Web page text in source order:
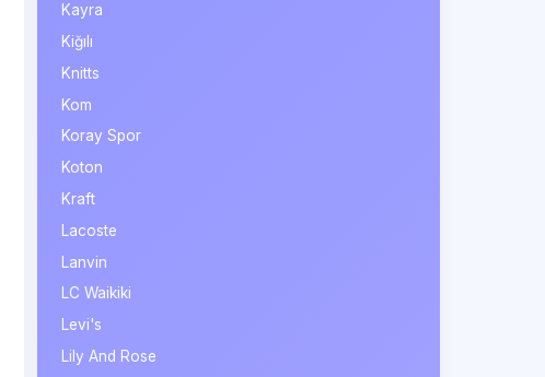
Kayra
Kiğılı
Knitts
Kom
Koray Spor
Koton
Kraft
Lacoste
Lanvin
LC Waikiki
Levi's
Lily And Rose